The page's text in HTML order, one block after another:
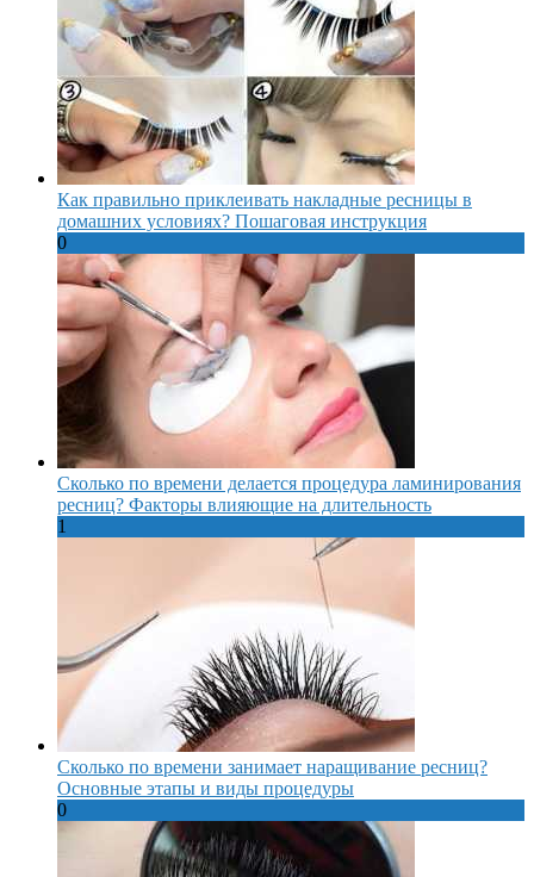
Как правильно приклеивать накладные ресницы в
домашних условиях? Пошаговая инструкция
0
Сколько по времени делается процедура ламинирования
ресниц? Факторы влияющие на длительность
1
Сколько по времени занимает наращивание ресниц?
Основные этапы и виды процедуры
0